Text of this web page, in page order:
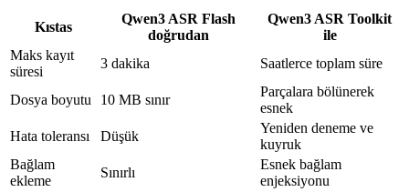
Kıstas
Qwen3 ASR Flash
doğrudan
Qwen3 ASR Toolkit
ile
Maks kayıt
süresi
3 dakika Saatlerce toplam süre
Dosya boyutu 10 MB sınır
Parçalara bölünerek
esnek
Hata toleransı
Düşük
Yeniden deneme ve
kuyruk
Bağlam
ekleme
Sınırlı
Esnek bağlam
enjeksiyonu